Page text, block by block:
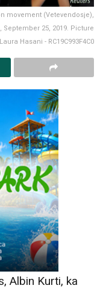
movement (Vetevendosje),
25, 2019. Picture
Hasani - RC19C993F4C0
Albin Kurti, ka